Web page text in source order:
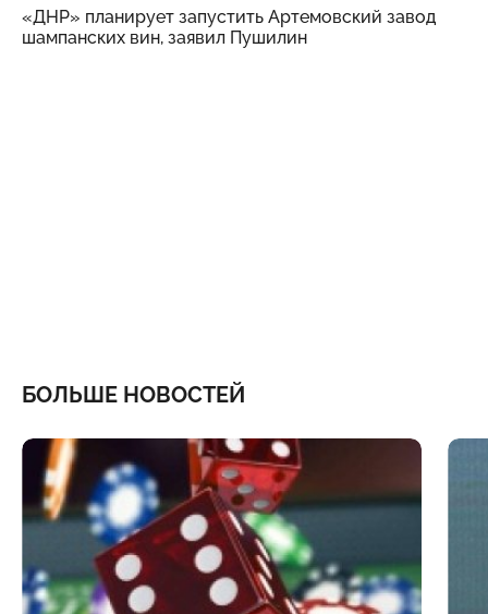
«ДНР» планирует запустить Артемовский завод
шампанских вин, заявил Пушилин
БОЛЬШЕ НОВОСТЕЙ